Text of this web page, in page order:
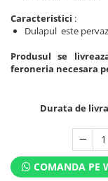
Caracteristici :
Dulapul este
Produsul se
feroneria necesara
Durata de
COMANDA PE